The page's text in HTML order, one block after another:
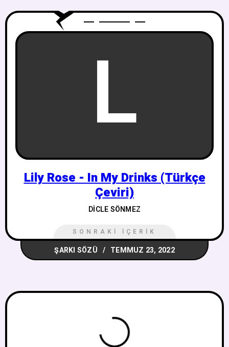
L
Lily Rose - In My Drinks (Türkçe
Çeviri)
DICLE SÖNMEZ
SONRAKI İÇERIK
ŞARKI SÖZÜ TEMMUZ 23, 2022